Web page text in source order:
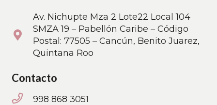
Av. Nichupte Mza 2 Lote22 Local 104
SMZA 19 – Pabellón Caribe – Código
Postal: 77505 – Cancún, Benito Juarez,
Quintana Roo
Contacto
998 868 3051